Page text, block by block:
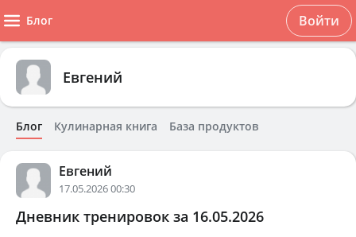
Блог Войти
Евгений
Блог Кулинарная книга База продуктов
Евгений
17.05.2026 00:30
Дневник тренировок за 16.05.2026